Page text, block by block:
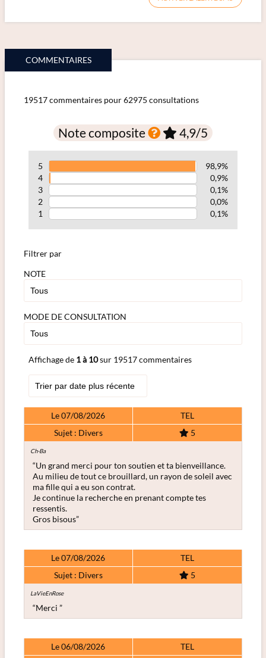
COMMENTAIRES
19517 commentaires pour 62975 consultations
Note composite 4,9/5
5
98,9%
4
0,9%
3
0,1%
2
0,0%
1
0,1%
Filtrer par
NOTE
MODE DE CONSULTATION
Affichage de 1 à 10sur 19517 commentaires
Le 07/08/2026
TEL
Sujet : Divers
5
Ch-Ba
“Un grand merci pour ton soutien et ta bienveillance.
Au milieu de tout ce brouillard, un rayon de soleil avec
ma fille qui a eu son contrat.
Je continue la recherche en prenant compte tes
ressentis.
Gros bisous”
Le 07/08/2026
TEL
Sujet : Divers
5
LaVieEnRose
“Merci ”
Le 06/08/2026
TEL